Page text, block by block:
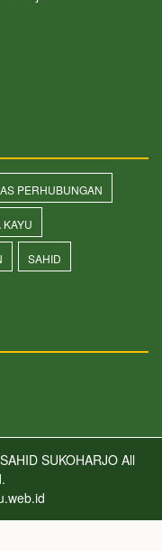
PERHUBUNGAN
KAYU
SAHID
SUKOHARJOAll